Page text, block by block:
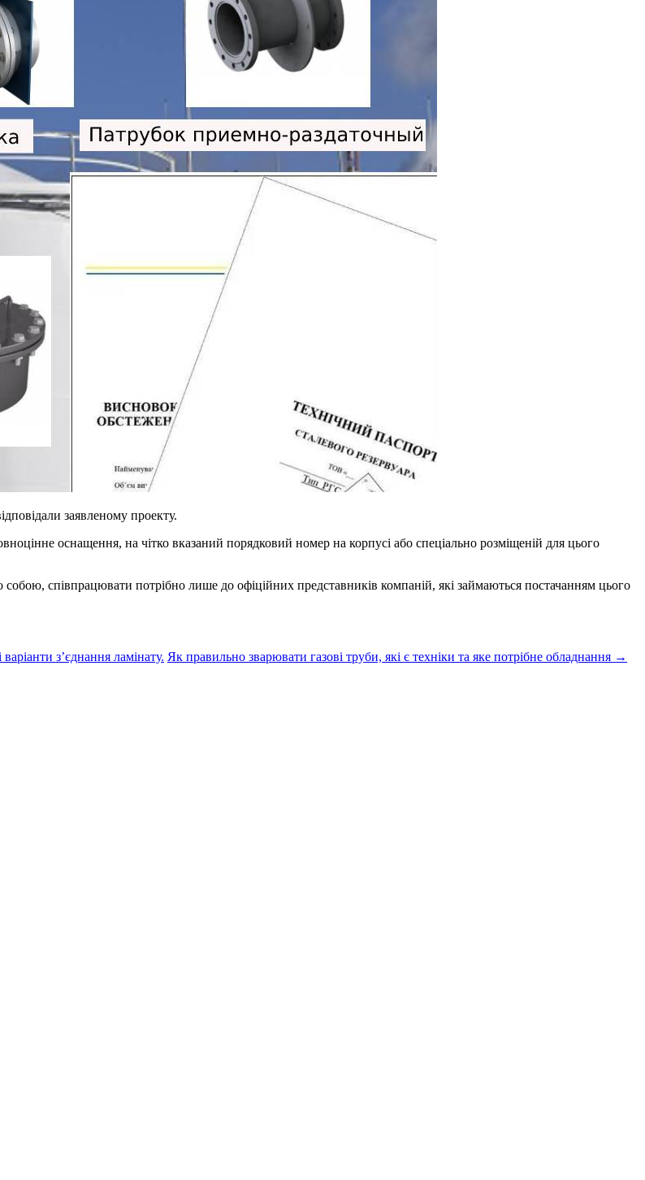
заявленому проекту.
оснащення, на чітко вказаний порядковий номер на корпусі або спеціально розміщеній для цього
співпрацювати потрібно лише до офіційних представників компаній, які займаються постачанням цього
з’єднання ламінату. Як правильно зварювати газові труби, які є техніки та яке потрібне обладнання →